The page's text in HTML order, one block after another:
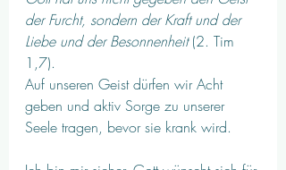
der Furcht, sondern der Kraft und der
Liebe und der Besonnenheit (2. Tim
1,7).
Auf unseren Geist dürfen wir Acht
geben und aktiv Sorge zu unserer
Seele tragen, bevor sie krank wird.